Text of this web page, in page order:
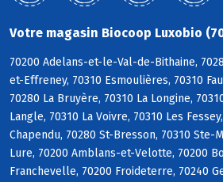
Votre magasin Biocoop Luxobio
70200 Adelans-et-le-Val-de-Bithaine,
et-Effreney, 70310 Esmoulières, 70310
70280 La Bruyère, 70310 La Longine,
Langle, 70310 La Voivre, 70310 Les
Chapendu, 70280 St-Bresson, 70310 Ste-
Lure, 70200 Amblans-et-Velotte, 70200
Franchevelle, 70200 Froideterre, 70240